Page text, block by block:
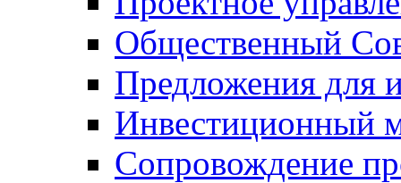
Общественный
Предложения для
Инвестиционный
Сопровождение